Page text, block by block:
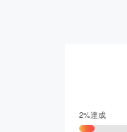
2%達成